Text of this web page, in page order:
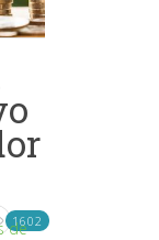
de
1602